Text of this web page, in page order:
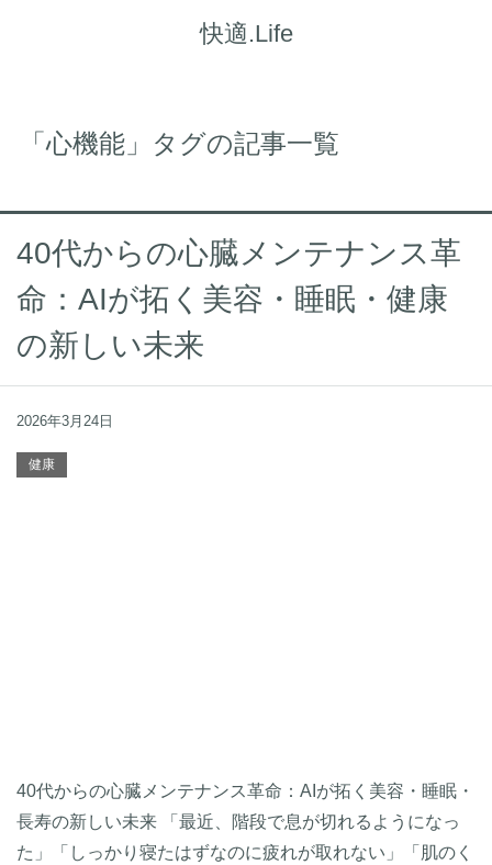
快適.Life
「心機能」タグの記事一覧
40代からの心臓メンテナンス革
命：AIが拓く美容・睡眠・健康
の新しい未来
2026年3月24日
健康
40代からの心臓メンテナンス革命：AIが拓く美容・睡眠・
長寿の新しい未来 「最近、階段で息が切れるようになっ
た」「しっかり寝たはずなのに疲れが取れない」「肌のく